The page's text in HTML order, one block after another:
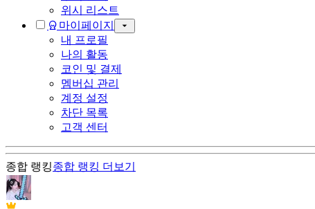
위시 리스트
마이페이지
내 프로필
나의 활동
코인 및 결제
멤버십 관리
계정 설정
차단 목록
고객 센터
종합 랭킹종합 랭킹 더보기